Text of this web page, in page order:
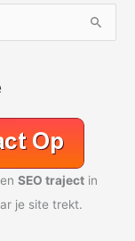
SEO traject in
je site trekt.